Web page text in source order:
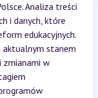
Analiza treści
i danych, które
edukacyjnych.
aktualnym stanem
w